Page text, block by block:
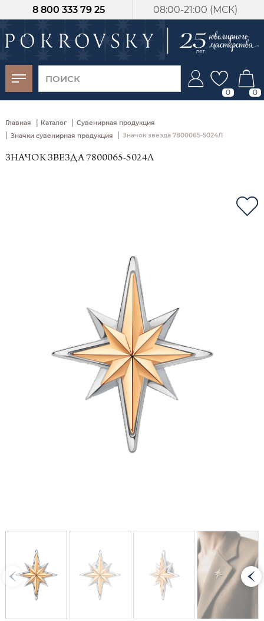
08:00-21:00 (МСК)
8 800 333 79 25
0 0
Главная | Каталог | Сувенирная продукция
Значки сувенирная продукция | Значок звезда 7800065-5024Л
ЗНАЧОК ЗВЕЗДА 7800065-5024Л
-30%
от 15 дней с
момента оплаты